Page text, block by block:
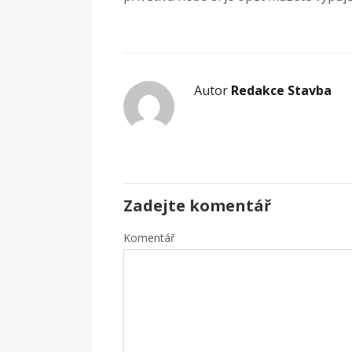
Autor Redakce Stavba
Zadejte komentář
Komentář